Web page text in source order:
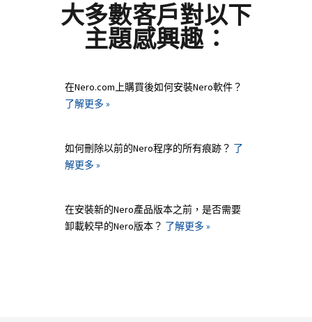
大多數客戶對以下
主題感興趣：
在Nero.com上購買後如何安裝Nero軟件？
了解更多 »
如何刪除以前的Nero程序的所有痕跡？ 了
解更多 »
在安裝新的Nero產品版本之前，是否需要
卸載較早的Nero版本？ 了解更多 »